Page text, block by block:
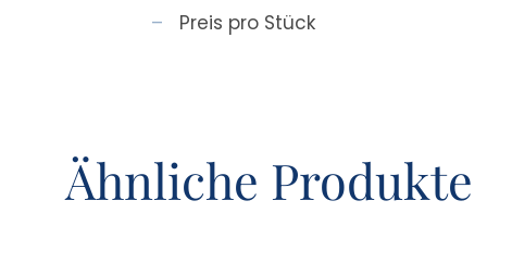
Preis pro Stück
Ähnliche Produkte